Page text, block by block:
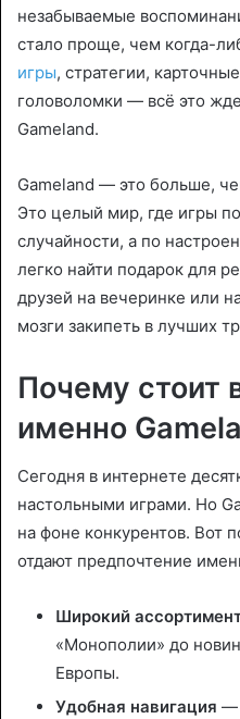
i
l
незабываемые
стало проще, чем когда-
игры, стратегии,
головоломки — всё это
Gameland.
Gameland — это больше,
Это целый мир, где игры
случайности, а по
легко найти подарок для
друзей на вечеринке или
мозги закипеть в лучших
Почему стоит
именно
Сегодня в интернете
настольными играми. Но
на фоне конкурентов. Вот
отдают предпочтение
Широкий
«Монополии» до
Европы.
Удобная навигация —